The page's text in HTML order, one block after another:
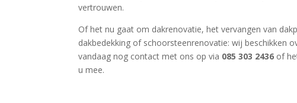
vertrouwen.
Of het nu gaat om dakrenovatie, het vervangen van
dakbedekking of schoorsteenrenovatie: wij beschikken
vandaag nog contact met ons op via 085 303 2436 of
u mee.